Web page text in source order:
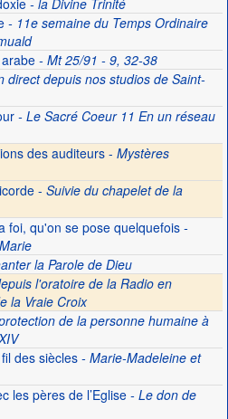
- la Divine Trinité
- 11e semaine du Temps Ordinaire
- Mt 25/91 - 9, 32-38
direct depuis nos studios de Saint-
- Le Sacré Coeur 11 En un réseau
des auditeurs - Mystères
- Suivie du chapelet de la
foi, qu'on se pose quelquefois-
la Parole de Dieu
l'oratoire de la Radio en
la Vraie Croix
de la personne humaine à
des siècles- Marie-Madeleine et
les pères de l’Eglise- Le don de